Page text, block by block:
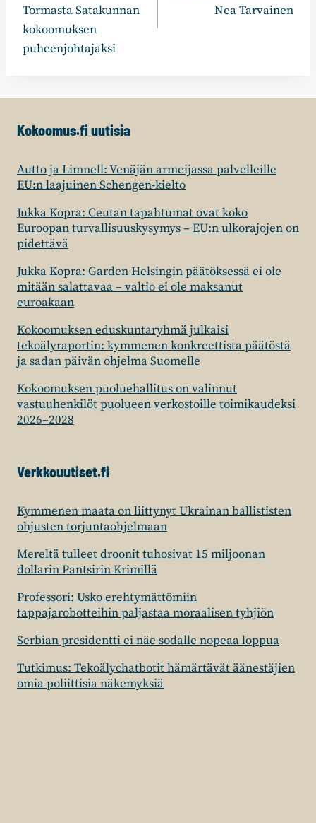
Tormasta Satakunnan
kokoomuksen
puheenjohtajaksi
Nea Tarvainen
Kokoomus.fi uutisia
Autto ja Limnell: Venäjän armeijassa palvelleille
EU:n laajuinen Schengen-kielto
Jukka Kopra: Ceutan tapahtumat ovat koko
Euroopan turvallisuuskysymys – EU:n ulkorajojen on
pidettävä
Jukka Kopra: Garden Helsingin päätöksessä ei ole
mitään salattavaa – valtio ei ole maksanut
euroakaan
Kokoomuksen eduskuntaryhmä julkaisi
tekoälyraportin: kymmenen konkreettista päätöstä
ja sadan päivän ohjelma Suomelle
Kokoomuksen puoluehallitus on valinnut
vastuuhenkilöt puolueen verkostoille toimikaudeksi
2026–2028
Verkkouutiset.fi
Kymmenen maata on liittynyt Ukrainan ballististen
ohjusten torjuntaohjelmaan
Mereltä tulleet droonit tuhosivat 15 miljoonan
dollarin Pantsirin Krimillä
Professori: Usko erehtymättömiin
tappajarobotteihin paljastaa moraalisen tyhjiön
Serbian presidentti ei näe sodalle nopeaa loppua
Tutkimus: Tekoälychatbotit hämärtävät äänestäjien
omia poliittisia näkemyksiä